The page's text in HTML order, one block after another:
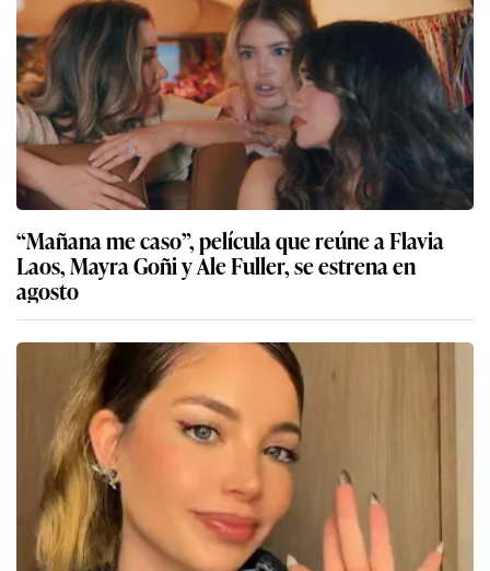
“Mañana me caso”, película que reúne a Flavia
Laos, Mayra Goñi y Ale Fuller, se estrena en
agosto